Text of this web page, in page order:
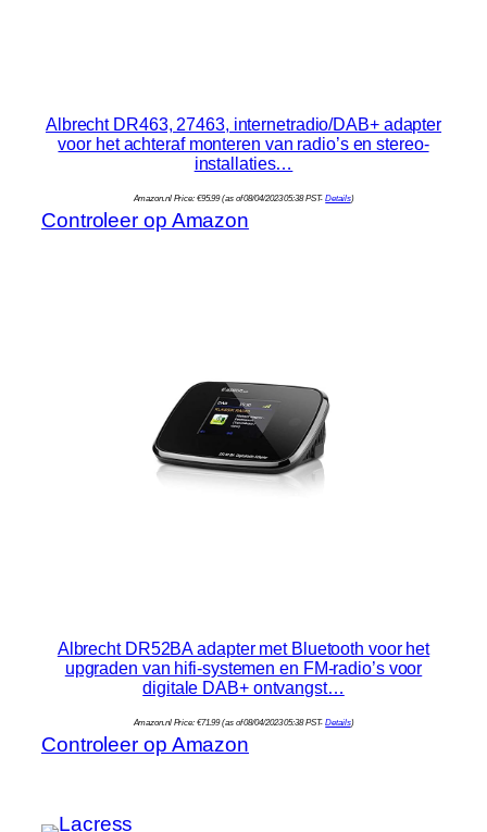
Albrecht DR463, 27463, internetradio/DAB+ adapter
voor het achteraf monteren van radio’s en stereo-
installaties…
Amazon.nl Price: €95.99(as of 08/04/2023 05:38 PST-Details)
Controleer op Amazon
Albrecht DR52BA adapter met Bluetooth voor het
upgraden van hifi-systemen en FM-radio’s voor
digitale DAB+ ontvangst…
Amazon.nl Price: €71.99(as of 08/04/2023 05:38 PST-Details)
Controleer op Amazon